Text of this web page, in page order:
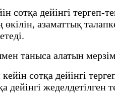
дейінгі тергеп-
азаматтық
таныса алатын
сотқа дейінгі
дейінгі